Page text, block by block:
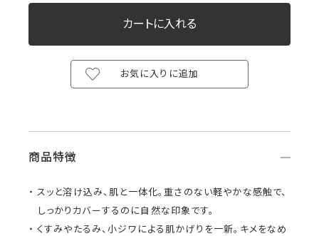
お気に入りに追加
商品特徴
スッと溶け込み、肌と一体化。重さのない軽やかな感触で、
しっかりカバーするのに自然な印象です。
くすみやたるみ、小ジワによる肌かげりを一新。キメをなめ